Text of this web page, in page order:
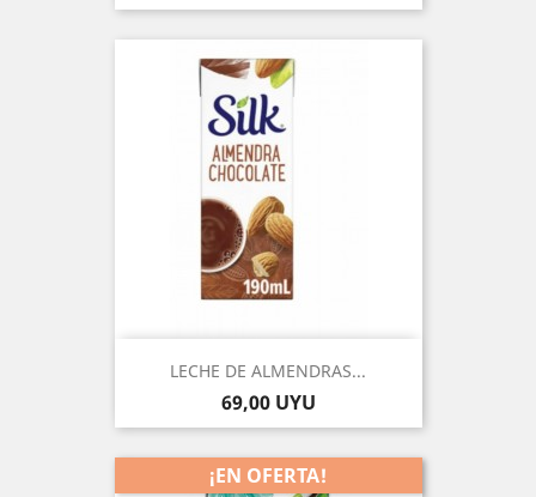
LECHE DE ALMENDRAS...
Precio
69,00 UYU
¡EN OFERTA!